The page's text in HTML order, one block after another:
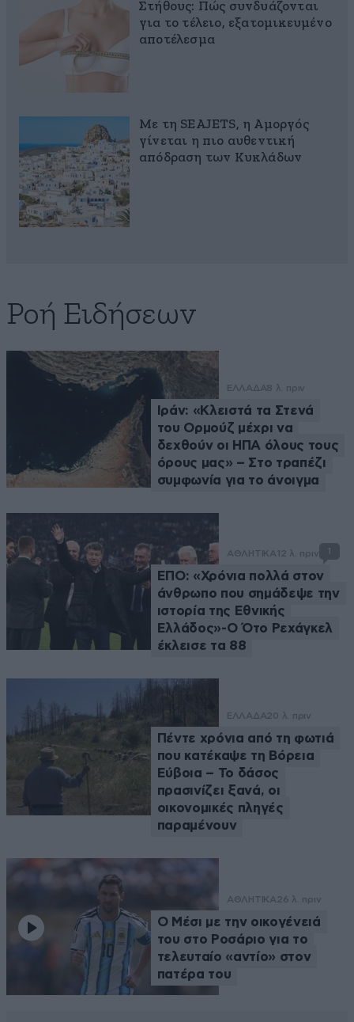
Στήθους: Πώς συνδυάζονται
για το τέλειο, εξατομικευμένο
αποτέλεσμα
Με τη SEAJETS, η Αμοργός
γίνεται η πιο αυθεντική
απόδραση των Κυκλάδων
Ροή Ειδήσεων
ΕΛΛΑΔΑ8 λ. πριν
Ιράν: «Κλειστά τα Στενά
του Ορμούζ μέχρι να
δεχθούν οι ΗΠΑ όλους τους
όρους μας» – Στο τραπέζι
συμφωνία για το άνοιγμα
ΑΘΛΗΤΙΚΑ 12 λ. πριν
ΕΠΟ: «Χρόνια πολλά στον
άνθρωπο που σημάδεψε την
ιστορία της Εθνικής
Ελλάδος»-Ο Ότο Ρεχάγκελ
έκλεισε τα 88
ΕΛΛΑΔΑ20 λ. πριν
Πέντε χρόνια από τη φωτιά
που κατέκαψε τη Βόρεια
Εύβοια – Το δάσος
πρασινίζει ξανά, οι
οικονομικές πληγές
παραμένουν
ΑΘΛΗΤΙΚΑ26 λ. πριν
Ο Μέσι με την οικογένειά
του στο Ροσάριο για το
τελευταίο «αντίο» στον
πατέρα του